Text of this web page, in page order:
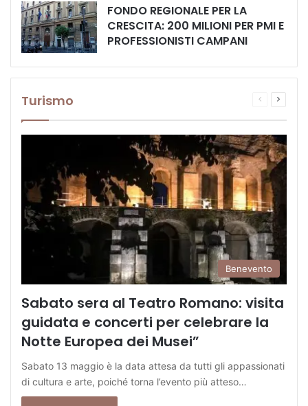
FONDO REGIONALE PER LA
CRESCITA: 200 MILIONI PER PMI E
PROFESSIONISTI CAMPANI
Turismo
Pagina
Benevento
Sabato sera al Teatro Romano: visita
guidata e concerti per celebrare la
Notte Europea dei Musei”
Sabato 13 maggio è la data attesa da tutti gli appassionati
di cultura e arte, poiché torna l’evento più atteso…